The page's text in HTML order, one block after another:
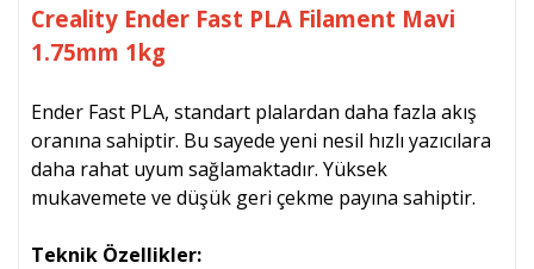
Creality Ender Fast PLA Filament Mavi
1.75mm 1kg
Ender Fast PLA, standart plalardan daha fazla akış
oranına sahiptir. Bu sayede yeni nesil hızlı yazıcılara
daha rahat uyum sağlamaktadır. Yüksek
mukavemete ve düşük geri çekme payına sahiptir.
Teknik Özellikler: